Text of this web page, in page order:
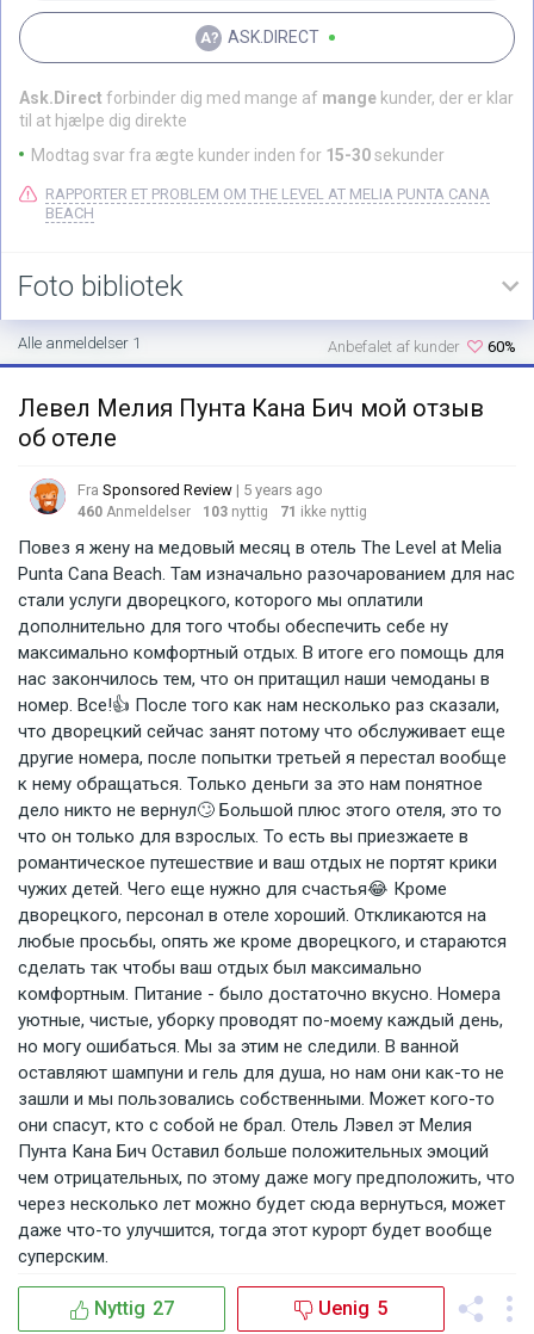
ASK.DIRECT
Ask.Direct forbinder dig med mange af mange kunder, der er klar
til at hjælpe dig direkte
Modtag svar fra ægte kunder inden for 15-30sekunder
RAPPORTER ET PROBLEM OM THE LEVEL AT MELIA PUNTA CANA
BEACH
Foto bibliotek
Alle anmeldelser 1 60%
Anbefalet af kunder
Левел Мелия Пунта Кана Бич мой отзыв
об отеле
Fra Sponsored Review | 5 years ago
460 Anmeldelser 103 nyttig 71 ikke nyttig
Повез я жену на медовый месяц в отель The Level at Melia
Punta Cana Beach. Там изначально разочарованием для нас
стали услуги дворецкого, которого мы оплатили
дополнительно для того чтобы обеспечить себе ну
максимально комфортный отдых. В итоге его помощь для
нас закончилось тем, что он притащил наши чемоданы в
номер. Все!👍 После того как нам несколько раз сказали,
что дворецкий сейчас занят потому что обслуживает еще
другие номера, после попытки третьей я перестал вообще
к нему обращаться. Только деньги за это нам понятное
дело никто не вернул🙄 Большой плюс этого отеля, это то
что он только для взрослых. То есть вы приезжаете в
романтическое путешествие и ваш отдых не портят крики
чужих детей. Чего еще нужно для счастья😂 Кроме
дворецкого, персонал в отеле хороший. Откликаются на
любые просьбы, опять же кроме дворецкого, и стараются
сделать так чтобы ваш отдых был максимально
комфортным. Питание - было достаточно вкусно. Номера
уютные, чистые, уборку проводят по-моему каждый день,
но могу ошибаться. Мы за этим не следили. В ванной
оставляют шампуни и гель для душа, но нам они как-то не
зашли и мы пользовались собственными. Может кого-то
они спасут, кто с собой не брал. Отель Лэвел эт Мелия
Пунта Кана Бич Оставил больше положительных эмоций
чем отрицательных, по этому даже могу предположить, что
через несколько лет можно будет сюда вернуться, может
даже что-то улучшится, тогда этот курорт будет вообще
суперским.
Nyttig 27 Uenig 5